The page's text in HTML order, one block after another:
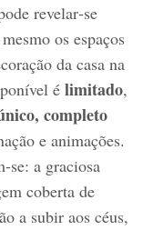
revelar‑se
os espaços
da casa na
é limitado,
completo
e animações.
a graciosa
coberta de
a subir aos céus,